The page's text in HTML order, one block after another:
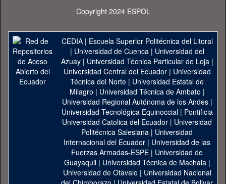
Copyright 2024 ESPOL
CEDIA| Escuela Superior Politécnica del Litoral
| Universidad de Cuenca| Universidad del
Azuay| Universidad Técnica Particular de Loja|
Universidad Central del Ecuador| Universidad
Técnica del Norte | Universidad Estatal de
Milagro | Universidad Técnica de Ambato |
Universidad Regional Autónoma de los Andes|
Universidad Tecnológica Equinoccial| Pontificia
Universidad Catolica del Ecuador | Universidad
Politécnica Salesiana | Universidad
Internacional del Ecuador | Universidad de las
Fuerzas Armadas-ESPE | Universidad de
Guayaquil| Universidad Técnica de Machala|
Universidad de Otavalo | Universidad Nacional